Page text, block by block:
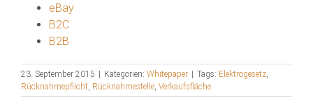
eBay
B2C
B2B
23. September 2015 Kategorien: Whitepaper Tags: Elektrogesetz,
Rücknahmepflicht, Rücknahmestelle, Verkaufsfläche